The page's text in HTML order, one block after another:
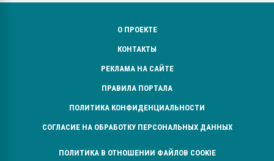
О ПРОЕКТЕ
КОНТАКТЫ
РЕКЛАМА НА САЙТЕ
ПРАВИЛА ПОРТАЛА
ПОЛИТИКА КОНФИДЕНЦИАЛЬНОСТИ
СОГЛАСИЕ НА ОБРАБОТКУ ПЕРСОНАЛЬНЫХ ДАННЫХ
ПОЛИТИКА В ОТНОШЕНИИ ФАЙЛОВ COOKIE